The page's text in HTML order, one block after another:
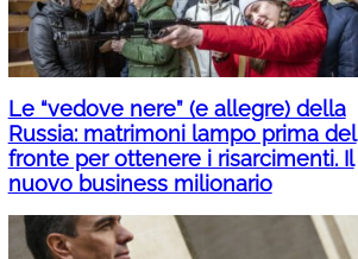
Le “vedove nere” (e allegre) della
Russia: matrimoni lampo prima del
fronte per ottenere i risarcimenti. Il
nuovo business milionario